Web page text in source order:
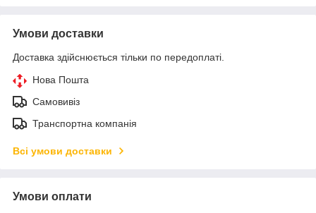
Умови доставки
Доставка здійснюється тільки по передоплаті.
Нова Пошта
Самовивіз
Транспортна компанія
Всі умови доставки
Умови оплати